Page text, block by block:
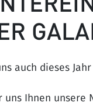
auch dieses
uns Ihnen